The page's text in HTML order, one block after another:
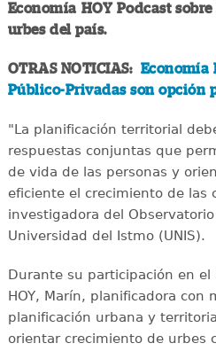
Economía HOY Podcast
urbes del país.
OTRAS NOTICIAS: Economía
Público-Privadas son opción
"La planificación territorial
respuestas conjuntas que
de vida de las personas y
eficiente el crecimiento de las
investigadora del
Universidad del Istmo (UNIS).
Durante su participación en el
HOY, Marín, planificadora con
planificación urbana y
orientar crecimiento de urbes